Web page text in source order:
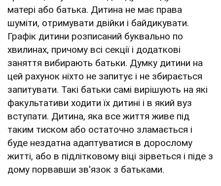
матері або батька. Дитина не має права
шуміти, отримувати двійки і байдикувати.
Графік дитини розписаний буквально по
хвилинах, причому всі секції і додаткові
заняття вибирають батьки. Думку дитини на
цей рахунок ніхто не запитує і не збирається
запитувати. Такі батьки самі вирішують на які
факультативи ходити їх дитині і в який вуз
вступати. Дитина, яка все життя живе під
таким тиском або остаточно зламається і
буде нездатна адаптуватися в дорослому
житті, або в підлітковому віці зірветься і піде з
дому порвавши зв'язок з батьками.